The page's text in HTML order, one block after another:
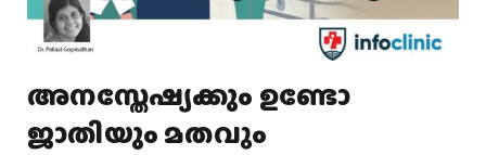
അനസ്തേഷ്യക്കും ഉണ്ടോ
ജാതിയും മതവും